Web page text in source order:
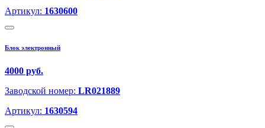
Артикул: 1630600
Блок электронный
4000 руб.
Заводской номер: LR021889
Артикул: 1630594